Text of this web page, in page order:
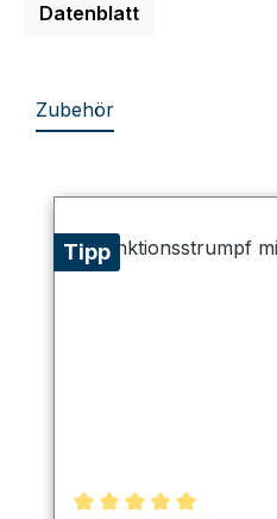
Datenblatt
Zubehör
Tipp